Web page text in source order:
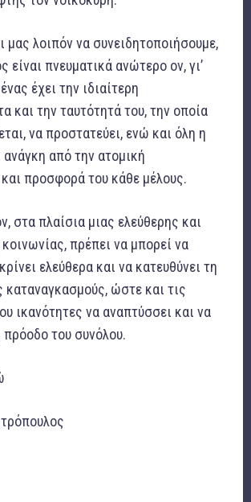
μας λοιπόν να συνειδητοποιήσουμε,
είναι πνευματικά ανώτερο ον, γι’
έχει την ιδιαίτερη
και την ταυτότητά του, την οποία
να προστατεύει, ενώ και όλη η
ανάγκη από την ατομική
και προσφορά του κάθε μέλους.
στα πλαίσια μιας ελεύθερης και
πρέπει να μπορεί να
ελεύθερα και να κατευθύνει τη
ώστε και τις
ικανότητες να αναπτύσσει και να
πρόοδο του συνόλου.